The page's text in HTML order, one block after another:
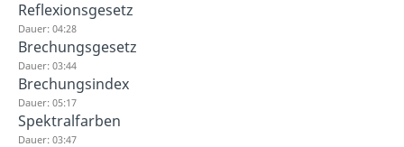
Reflexionsgesetz
Dauer: 04:28
Brechungsgesetz
Dauer: 03:44
Brechungsindex
Dauer: 05:17
Spektralfarben
Dauer: 03:47